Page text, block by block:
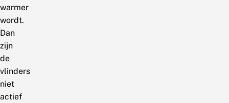
warmer
wordt.
Dan
zijn
de
vlinders
niet
actief